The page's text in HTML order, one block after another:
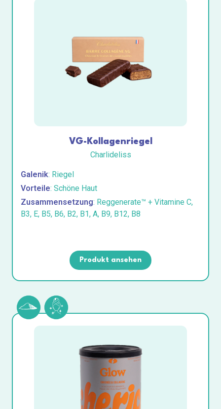
VG-Kollagenriegel
Charlideliss
Galenik: Riegel
Vorteile: Schöne Haut
Zusammensetzung: Reggenerate™ + Vitamine C,
B3, E, B5, B6, B2, B1, A, B9, B12, B8
Produkt ansehen